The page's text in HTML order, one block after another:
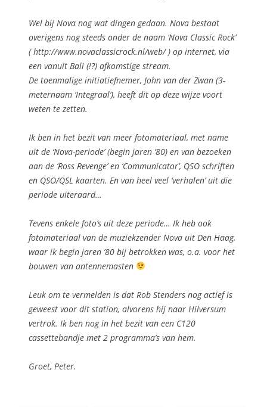
Wel bij Nova nog wat dingen gedaan. Nova bestaat
overigens nog steeds onder de naam ‘Nova Classic Rock’
( http://www.novaclassicrock.nl/web/ ) op internet, via
een vanuit Bali (!?) afkomstige stream.
De toenmalige initiatiefnemer, John van der Zwan (3-
meternaam ‘Integraal’), heeft dit op deze wijze voort
weten te zetten.
Ik ben in het bezit van meer fotomateriaal, met name
uit de ‘Nova-periode’ (begin jaren ’80) en van bezoeken
aan de ‘Ross Revenge’ en ‘Communicator’, QSO schriften
en QSO/QSL kaarten. En van heel veel ‘verhalen’ uit die
periode uiteraard…
Tevens enkele foto’s uit deze periode… Ik heb ook
fotomateriaal van de muziekzender Nova uit Den Haag,
waar ik begin jaren ’80 bij betrokken was, o.a. voor het
bouwen van antennemasten
Leuk om te vermelden is dat Rob Stenders nog actief is
geweest voor dit station, alvorens hij naar Hilversum
vertrok. Ik ben nog in het bezit van een C120
cassettebandje met 2 programma’s van hem.
Groet, Peter.